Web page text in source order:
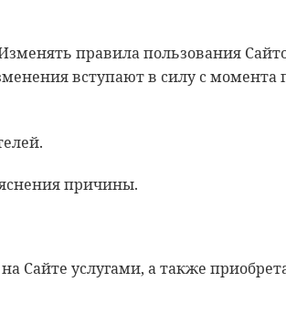
правила пользования
вступают в силу с
причины.
Сайте услугами, а также